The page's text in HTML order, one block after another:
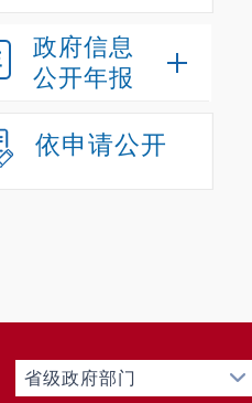
政府信息
公开年报
依申请公开
省级政府部门